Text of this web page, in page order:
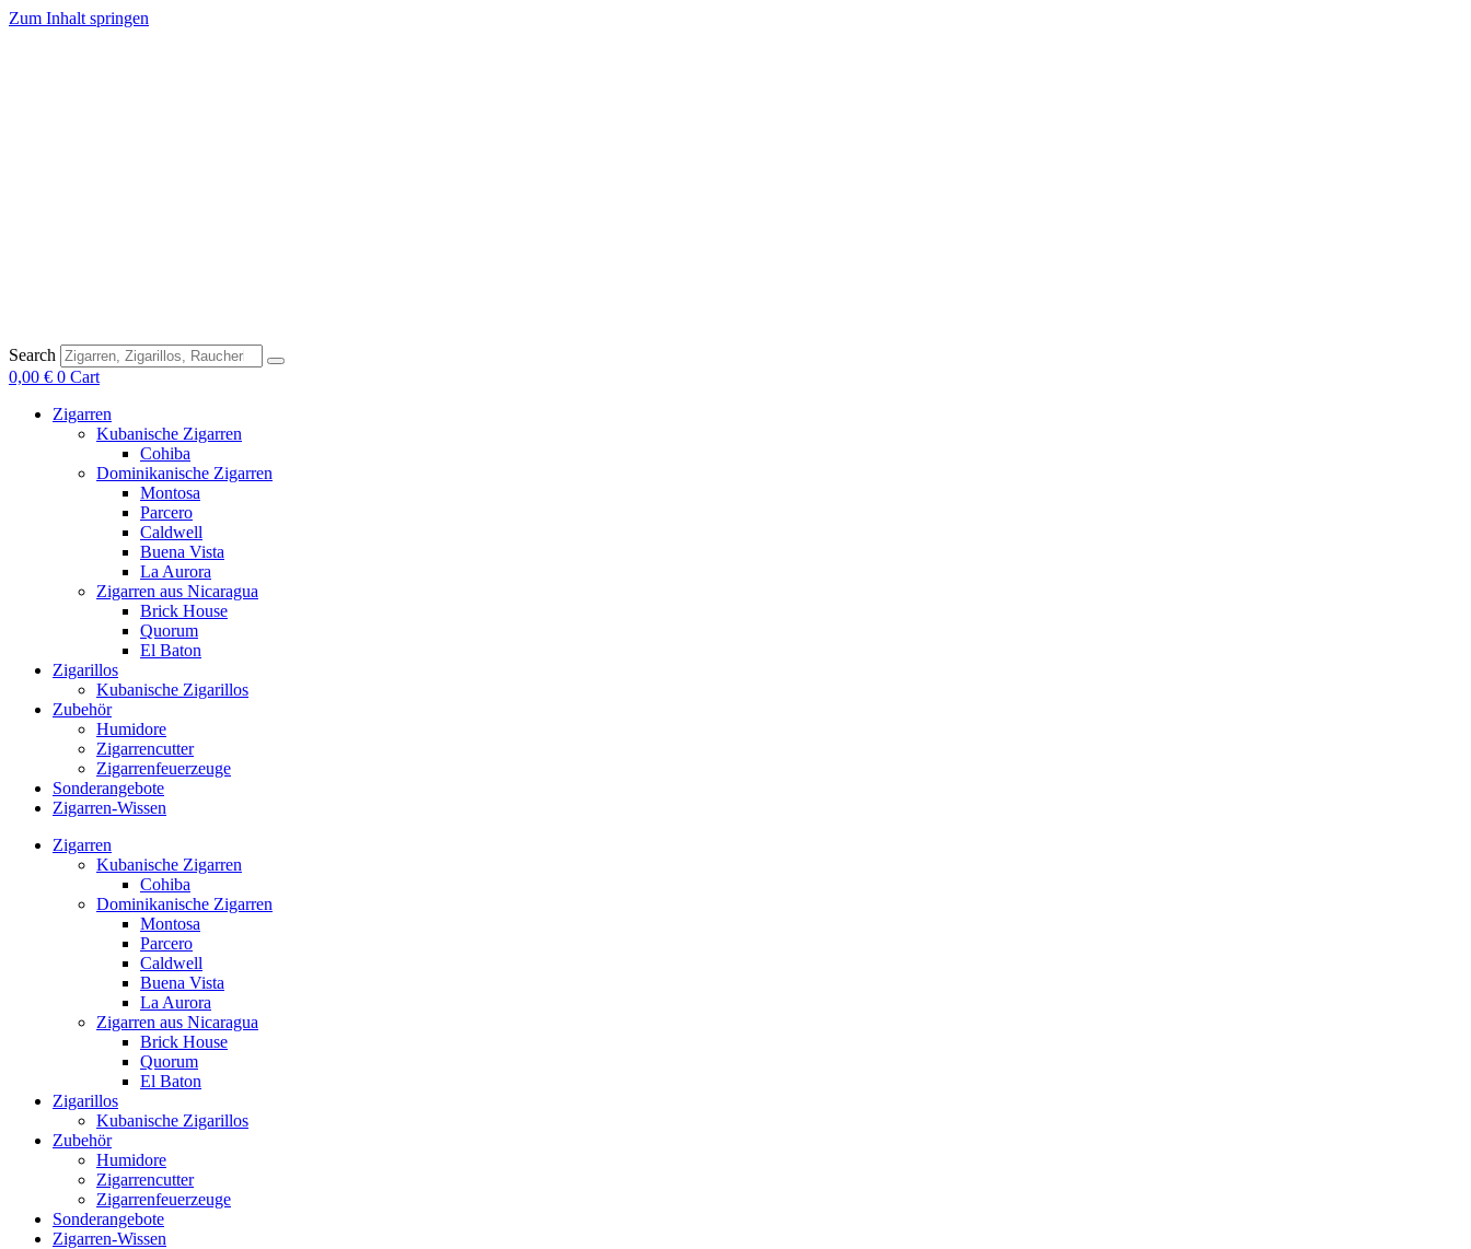
Zum Inhalt springen
Search
0,00 € 0 Cart
Zigarren
Kubanische Zigarren
Cohiba
Dominikanische Zigarren
Montosa
Parcero
Caldwell
Buena Vista
La Aurora
Zigarren aus Nicaragua
Brick House
Quorum
El Baton
Zigarillos
Kubanische Zigarillos
Zubehör
Humidore
Zigarrencutter
Zigarrenfeuerzeuge
Sonderangebote
Zigarren-Wissen
Zigarren
Kubanische Zigarren
Cohiba
Dominikanische Zigarren
Montosa
Parcero
Caldwell
Buena Vista
La Aurora
Zigarren aus Nicaragua
Brick House
Quorum
El Baton
Zigarillos
Kubanische Zigarillos
Zubehör
Humidore
Zigarrencutter
Zigarrenfeuerzeuge
Sonderangebote
Zigarren-Wissen